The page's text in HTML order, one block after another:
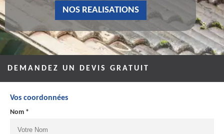
NOS REALISATIONS
DEMANDEZ UN DEVIS GRATUIT
Vos coordonnées
Nom *